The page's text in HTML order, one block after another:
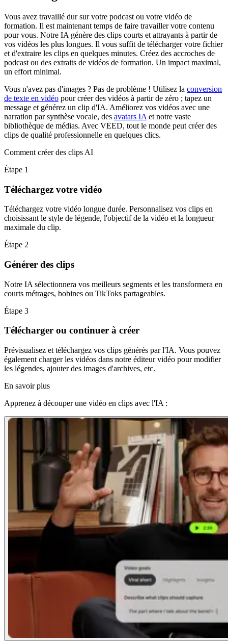
Vous avez travaillé dur sur votre podcast ou votre vidéo de
formation. Il est maintenant temps de faire travailler votre contenu
pour vous. Notre IA génère des clips courts et attrayants à partir de
vos vidéos les plus longues. Il vous suffit de télécharger votre fichier
et d'extraire les clips en quelques minutes. Créez des accroches de
podcast ou des extraits de vidéos de formation. Un impact maximal,
un effort minimal.
Vous n'avez pas d'images ? Pas de problème ! Utilisez la conversion
de texte en vidéo pour créer des vidéos à partir de zéro ; tapez un
message et générez un clip d'IA. Améliorez vos vidéos avec une
narration par synthèse vocale, des avatars IA et notre vaste
bibliothèque de médias. Avec VEED, tout le monde peut créer des
clips de qualité professionnelle en quelques clics.
Comment créer des clips AI
Étape 1
Téléchargez votre vidéo
Téléchargez votre vidéo longue durée. Personnalisez vos clips en
choisissant le style de légende, l'objectif de la vidéo et la longueur
maximale du clip.
Étape 2
Générer des clips
Notre IA sélectionnera vos meilleurs segments et les transformera en
courts métrages, bobines ou TikToks partageables.
Étape 3
Télécharger ou continuer à créer
Prévisualisez et téléchargez vos clips générés par l'IA. Vous pouvez
également charger les vidéos dans notre éditeur vidéo pour modifier
les légendes, ajouter des images d'archives, etc.
En savoir plus
Apprenez à découper une vidéo en clips avec l'IA :